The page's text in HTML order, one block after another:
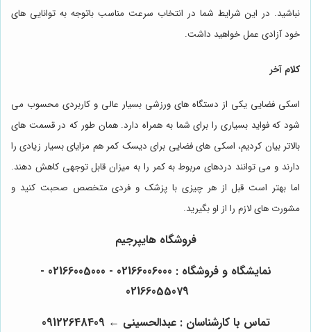
نباشید. در این شرایط شما در انتخاب سرعت مناسب باتوجه به توانایی های
خود آزادی عمل خواهید داشت.
کلام آخر
اسکی فضایی یکی از دستگاه های ورزشی بسیار عالی و کاربردی محسوب می
شود که فواید بسیاری را برای شما به همراه دارد. همان طور که در قسمت های
بالاتر بیان کردیم، اسکی های فضایی برای دیسک کمر هم مزایای بسیار زیادی را
دارند و می توانند دردهای مربوط به کمر را به میزان قابل توجهی کاهش دهند.
اما بهتر است قبل از هر چیزی با پزشک و فردی متخصص صحبت کنید و
مشورت های لازم را از او بگیرید.
فروشگاه هایپرجیم
نمایشگاه و فروشگاه : 02166006000 - 02166005000 -
02166055079
تماس با کارشناسان : عبدالحسینی ←
09122648409